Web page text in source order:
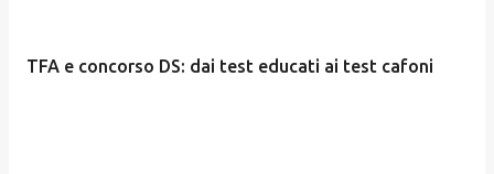
TFA e concorso DS: dai test educati ai test cafoni